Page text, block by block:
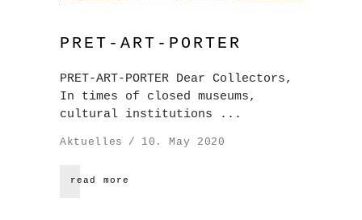
PRET-ART-PORTER
PRET-ART-PORTER Dear Collectors,
In times of closed museums,
cultural institutions
Aktuelles 10. May 2020
read more